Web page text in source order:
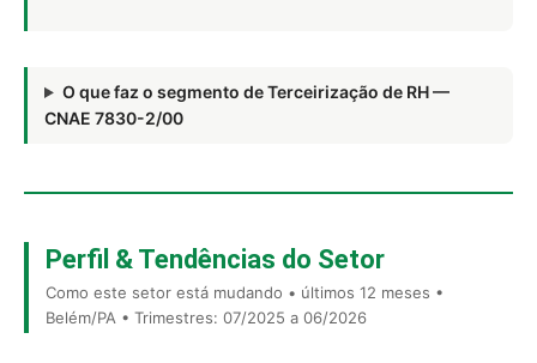
O que faz o segmento de Terceirização de RH —
CNAE 7830-2/00
Perfil & Tendências do Setor
Como este setor está mudando • últimos 12 meses •
Belém/PA • Trimestres: 07/2025 a 06/2026